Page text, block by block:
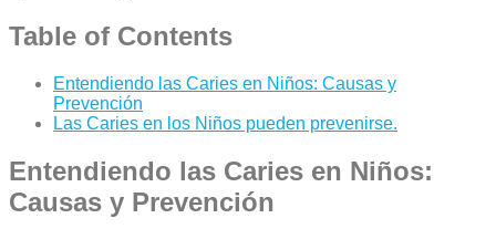
Table of Contents
Entendiendo las Caries en Niños: Causas y
Prevención
Las Caries en los Niños pueden prevenirse.
Entendiendo las Caries en Niños:
Causas y Prevención